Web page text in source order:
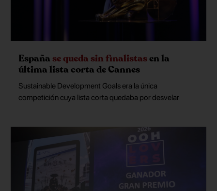
España se queda sin finalistasen la
última lista corta de Cannes
Sustainable Development Goals era la única
competición cuya lista corta quedaba por desvelar